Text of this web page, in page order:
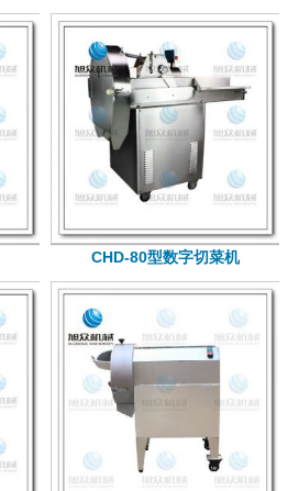
CHD-80型数字切菜机